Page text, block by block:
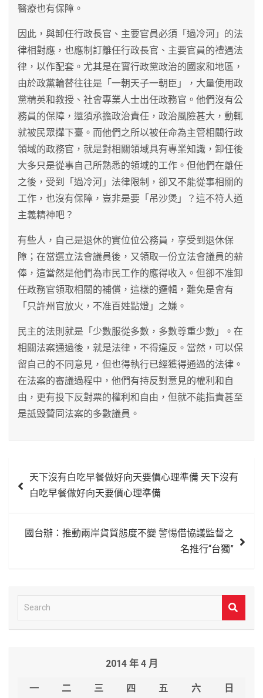
醫療也有保障。
因此，與卸任行政長官、主要官員必須「過冷河」的法
律相對應，也應制訂離任行政長官、主要官員的禮遇法
律，以作配套。尤其是在實行政黨政治的國家和地區，
由於政黨輪替往往是「一朝天子一朝臣」，大量使用政
黨精英和教授、社會專業人士出任政務官。他們沒有公
務員的保障，還須承擔政治責任，政治風險甚大，動輒
就被民眾攆下臺。而他們之所以被任命為主管相關行政
領域的政務官，就是對相關領域具有專業知識，卸任後
大多只是從事自己所熟悉的領域的工作。但他們在離任
之後，受到「過冷河」法律限制，卻又不能從事相關的
工作，也沒有保障，豈非是要「吊沙煲」？這不符人道
主義精神吧？
有些人，自己是退休的實位位公務員，享受到退休保
障；在當選立法會議員後，又領取一份立法會議員的薪
俸，這當然是他們為市民工作的應得收入。但卻不准卸
任政務官領取相關的補償，這樣的邏輯，難免是會有
「只許州官放火，不准百姓點燈」之嫌。
民主的法則就是「少數服從多數，多數尊重少數」。在
相關法案通過後，就是法律，不得違反。當然，可以保
留自己的不同意見，但也得執行已經獲得通過的法律。
在法案的審議過程中，他們有持反對意見的權利和自
由，更有投下反對票的權利和自由，但就不能指責甚至
是詆毀贊同法案的多數議員。
章
天下沒有白吃早餐做好向天要價心理準備 天下沒有
白吃早餐做好向天要價心理準備
國台辦：推動兩岸貨貿態度不變 警惕借協議監督之
名推行“台獨”
e
2014 年 4 月
一 二 三 四 五 六
日